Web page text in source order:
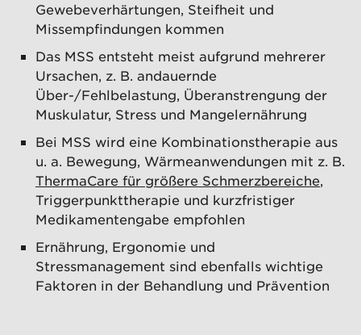
Gewebeverhärtungen, Steifheit und
Missempfindungen kommen
Das MSS entsteht meist aufgrund mehrerer
Ursachen, z. B. andauernde
Über-/Fehlbelastung, Überanstrengung der
Muskulatur, Stress und Mangelernährung
Bei MSS wird eine Kombinationstherapie aus
u. a. Bewegung, Wärmeanwendungen mit z. B.
ThermaCare für größere Schmerzbereiche,
Triggerpunkttherapie und kurzfristiger
Medikamentengabe empfohlen
Ernährung, Ergonomie und
Stressmanagement sind ebenfalls wichtige
Faktoren in der Behandlung und Prävention